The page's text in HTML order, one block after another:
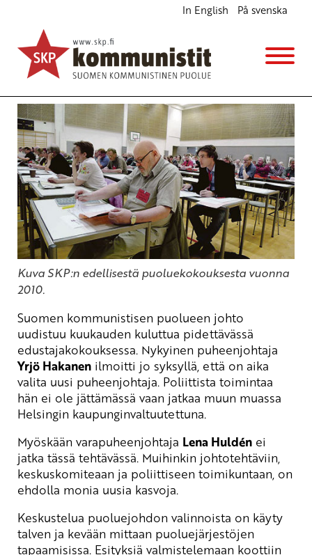
In English På svenska
SKP:n johdon valinnat keskustelussa
Ajankohtaista
10.5.2013 - 15:51
Kuva SKP:n edellisestä puoluekokouksesta vuonna
2010.
Suomen kommunistisen puolueen johto
uudistuu kuukauden kuluttua pidettävässä
edustajakokouksessa. Nykyinen puheenjohtaja
Yrjö Hakanen ilmoitti jo syksyllä, että on aika
valita uusi puheenjohtaja. Poliittista toimintaa
hän ei ole jättämässä vaan jatkaa muun muassa
Helsingin kaupunginvaltuutettuna.
Myöskään varapuheenjohtaja Lena Huldén ei
jatka tässä tehtävässä. Muihinkin johtotehtäviin,
keskuskomiteaan ja poliittiseen toimikuntaan, on
ehdolla monia uusia kasvoja.
Keskustelua puoluejohdon valinnoista on käyty
talven ja kevään mittaan puoluejärjestöjen
tapaamisissa. Esityksiä valmistelemaan koottiin